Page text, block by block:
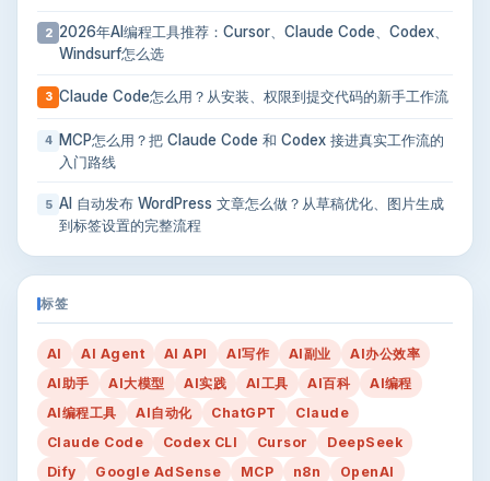
2 2026年AI编程工具推荐：Cursor、Claude Code、Codex、
Windsurf怎么选
3 Claude Code怎么用？从安装、权限到提交代码的新手工作流
4 MCP怎么用？把 Claude Code 和 Codex 接进真实工作流的
入门路线
5 AI 自动发布 WordPress 文章怎么做？从草稿优化、图片生成
到标签设置的完整流程
标签
AI AI Agent AI API AI写作 AI副业
AI办公效率
AI助手
AI大模型 AI实践 AI工具 AI百科
AI编程
AI编程工具
AI自动化 ChatGPT
Claude
Claude Code
Codex CLI Cursor
DeepSeek
Dify
Google AdSense MCP n8n
OpenAI